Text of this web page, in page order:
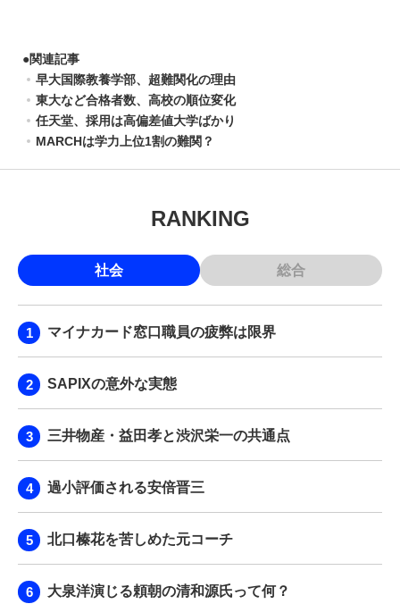
●関連記事
早大国際教養学部、超難関化の理由
東大など合格者数、高校の順位変化
任天堂、採用は高偏差値大学ばかり
MARCHは学力上位1割の難関？
RANKING
社会 総合
マイナカード窓口職員の疲弊は限界
SAPIXの意外な実態
三井物産・益田孝と渋沢栄一の共通点
過小評価される安倍晋三
北口榛花を苦しめた元コーチ
大泉洋演じる頼朝の清和源氏って何？